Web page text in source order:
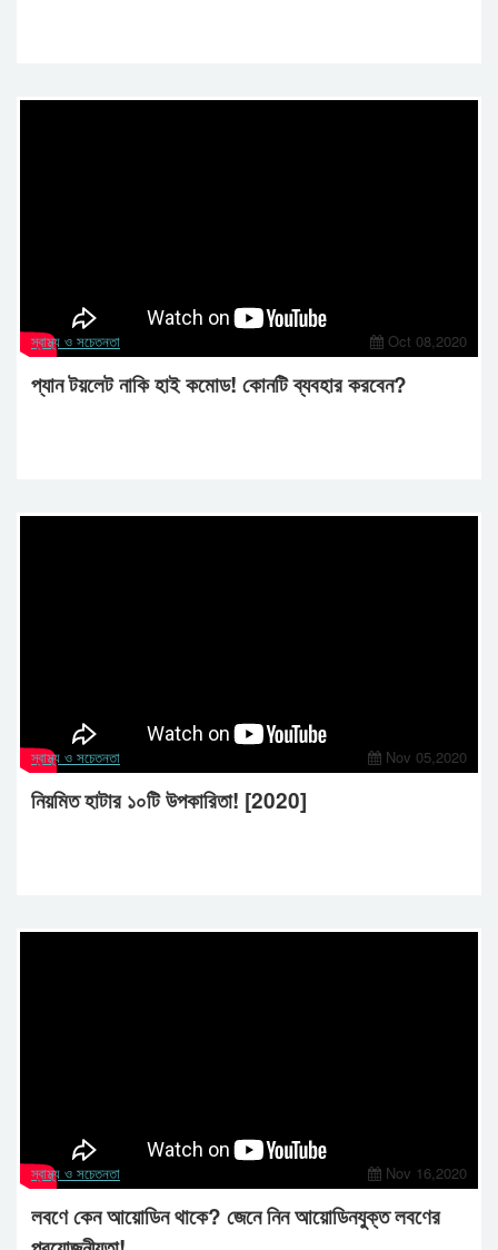
স্বাস্থ্য ও সচেতনতা Oct 08,2020
প্যান টয়লেট নাকি হাই কমোড! কোনটি ব্যবহার করবেন?
স্বাস্থ্য ও সচেতনতা Nov 05,2020
নিয়মিত হাটার ১০টি উপকারিতা! [2020]
স্বাস্থ্য ও সচেতনতা Nov 16,2020
লবণে কেন আয়োডিন থাকে? জেনে নিন আয়োডিনযুক্ত লবণের